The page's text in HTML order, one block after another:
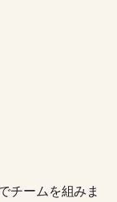
チームを組みま